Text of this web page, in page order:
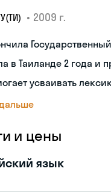
• 2009 г.
в Таиланде 2 года и
усваивать
и цены
язык